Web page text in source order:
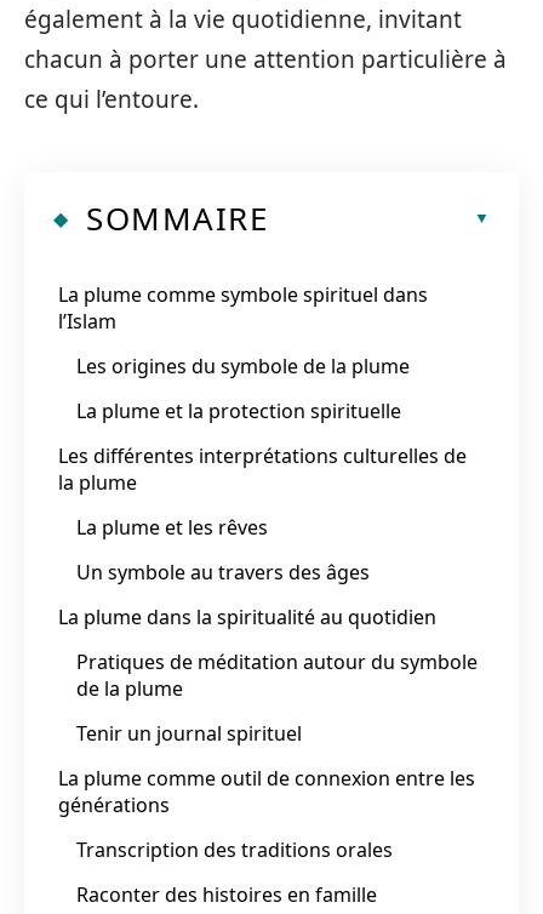
également à la vie quotidienne, invitant
chacun à porter une attention particulière à
ce qui l’entoure.
SOMMAIRE
La plume comme symbole spirituel dans
l’Islam
Les origines du symbole de la plume
La plume et la protection spirituelle
Les différentes interprétations culturelles de
la plume
La plume et les rêves
Un symbole au travers des âges
La plume dans la spiritualité au quotidien
Pratiques de méditation autour du symbole
de la plume
Tenir un journal spirituel
La plume comme outil de connexion entre les
générations
Transcription des traditions orales
Raconter des histoires en famille